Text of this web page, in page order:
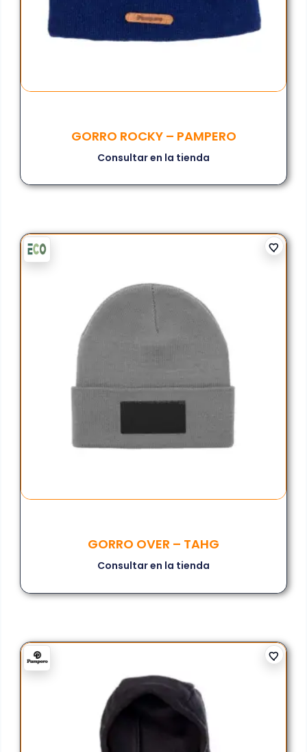
GORRO ROCKY – PAMPERO
Consultar en la tienda
GORRO OVER – TAHG
Consultar en la tienda